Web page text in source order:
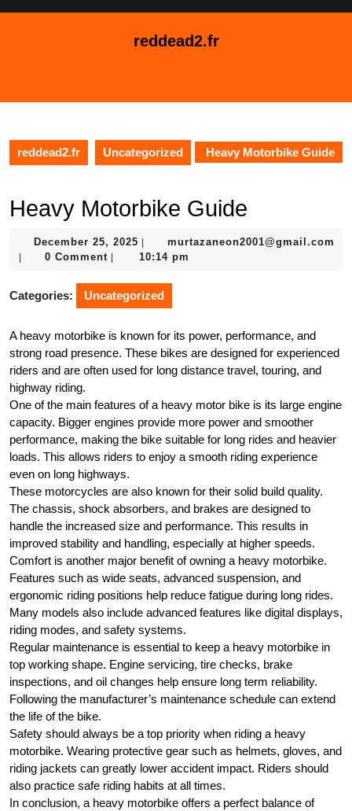
reddead2.fr
reddead2.fr Uncategorized Heavy Motorbike Guide
Heavy Motorbike Guide
December 25, 2025 December
25,
murtazaneon2001@gmail.com
murtazaneon2001@gmail.com
0 Comment 10:14 pm
Categories: Uncategorized
A heavy motorbike is known for its power, performance, and
strong road presence. These bikes are designed for experienced
riders and are often used for long distance travel, touring, and
highway riding.
One of the main features of a heavy motor bike is its large engine
capacity. Bigger engines provide more power and smoother
performance, making the bike suitable for long rides and heavier
loads. This allows riders to enjoy a smooth riding experience
even on long highways.
These motorcycles are also known for their solid build quality.
The chassis, shock absorbers, and brakes are designed to
handle the increased size and performance. This results in
improved stability and handling, especially at higher speeds.
Comfort is another major benefit of owning a heavy motorbike.
Features such as wide seats, advanced suspension, and
ergonomic riding positions help reduce fatigue during long rides.
Many models also include advanced features like digital displays,
riding modes, and safety systems.
Regular maintenance is essential to keep a heavy motorbike in
top working shape. Engine servicing, tire checks, brake
inspections, and oil changes help ensure long term reliability.
Following the manufacturer’s maintenance schedule can extend
the life of the bike.
Safety should always be a top priority when riding a heavy
motorbike. Wearing protective gear such as helmets, gloves, and
riding jackets can greatly lower accident impact. Riders should
also practice safe riding habits at all times.
In conclusion, a heavy motorbike offers a perfect balance of